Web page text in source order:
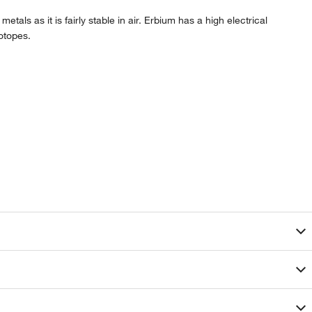
as it is fairly stable in air. Erbium has a high electrical